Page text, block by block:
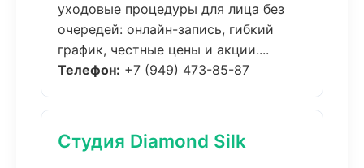
уходовые процедуры для лица без
очередей: онлайн-запись, гибкий
график, честные цены и акции....
Телефон: +7 (949) 473-85-87
Студия Diamond Silk